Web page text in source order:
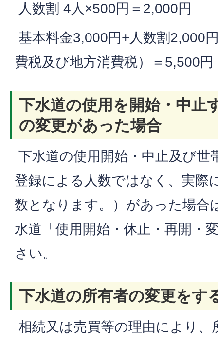
人数割 4人×500円＝2,000円
基本料金3,000円+人数割2,000
費税及び地方消費税）＝5,500円
下水道の使用を開始・中止
の変更があった場合
下水道の使用開始・中止及び世
登録による人数ではなく、実際
数となります。）があった場合
水道「使用開始・休止・再開・
さい。
下水道の所有者の変更をす
相続又は売買等の理由により、